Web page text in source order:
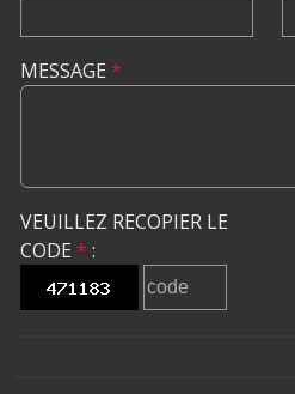
MESSAGE *
VEUILLEZ RECOPIER LE
CODE * :